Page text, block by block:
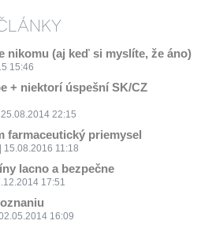
nikomu (aj keď si myslíte, že áno)
15:46
+ niektorí úspešní SK/CZ
22:15
farmaceutický priemysel
11:18
lacno a bezpečne
17:51
16:09